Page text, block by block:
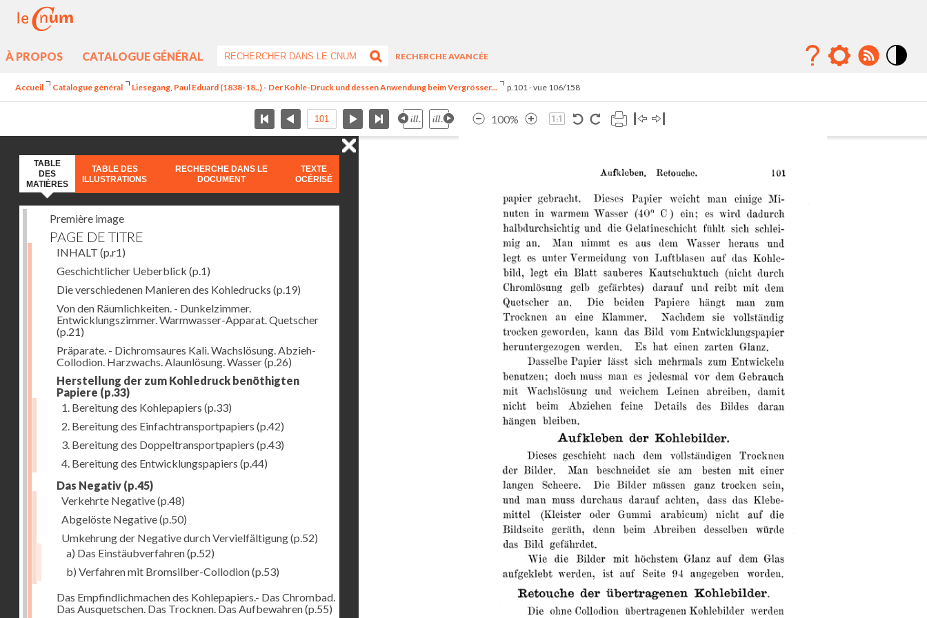
À PROPOS CATALOGUE GÉNÉRAL
RECHERCHE AVANCÉE
Accueil Catalogue général Liesegang, Paul Eduard (1838-18..) - Der Kohle-Druck und dessen Anwendung beim Vergrösser... p.101 - vue 106/158
100%
TABLE
DES
MATIÈRES
TABLE DES
ILLUSTRATIONS
RECHERCHE DANS LE
DOCUMENT
TEXTE
OCÉRISÉ
Première image
PAGE DE TITRE
INHALT (p.r1)
Geschichtlicher Ueberblick (p.1)
Die verschiedenen Manieren des Kohledrucks (p.19)
Von den Räumlichkeiten. - Dunkelzimmer.
Entwicklungszimmer. Warmwasser-Apparat. Quetscher
(p.21)
Präparate. - Dichromsaures Kali. Wachslösung. Abzieh-
Collodion. Harzwachs. Alaunlösung. Wasser(p.26)
Herstellung der zum Kohledruck benöthigten
Papiere (p.33)
1. Bereitung des Kohlepapiers (p.33)
2. Bereitung des Einfachtransportpapiers (p.42)
3. Bereitung des Doppeltransportpapiers (p.43)
4. Bereitung des Entwicklungspapiers (p.44)
Das Negativ (p.45)
Verkehrte Negative(p.48)
Abgelöste Negative(p.50)
Umkehrung der Negative durch Vervielfältigung(p.52)
a) Das Einstäubverfahren(p.52)
b) Verfahren mit Bromsilber-Collodion(p.53)
Das Empfindlichmachen des Kohlepapiers.- Das Chrombad.
Das Ausquetschen. Das Trocknen. Das Aufbewahren(p.55)